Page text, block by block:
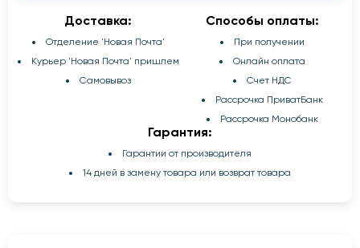
Доставка:
Отделение 'Новая Почта'
Курьер 'Новая Почта' пришлем
Самовывоз
Способы оплаты:
При получении
Онлайн оплата
Счет НДС
Рассрочка ПриватБанк
Рассрочка Монобанк
Гарантия:
Гарантии от производителя
14 дней в замену товара или возврат товара